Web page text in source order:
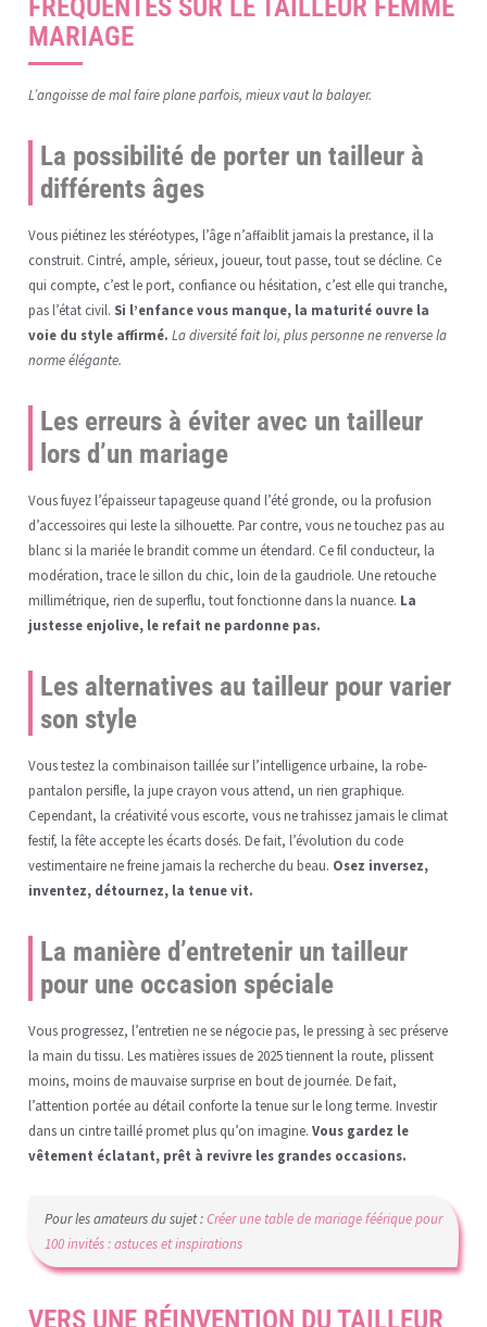
FRÉQUENTES SUR LE TAILLEUR FEMME
MARIAGE
L’angoisse de mal faire plane parfois, mieux vaut la balayer.
La possibilité de porter un tailleur à
différents âges
Vous piétinez les stéréotypes, l’âge n’affaiblit jamais la prestance, il la
construit. Cintré, ample, sérieux, joueur, tout passe, tout se décline. Ce
qui compte, c’est le port, confiance ou hésitation, c’est elle qui tranche,
pas l’état civil. Si l’enfance vous manque, la maturité ouvre la
voie du style affirmé. La diversité fait loi, plus personne ne renverse la
norme élégante.
Les erreurs à éviter avec un tailleur
lors d’un mariage
Vous fuyez l’épaisseur tapageuse quand l’été gronde, ou la profusion
d’accessoires qui leste la silhouette. Par contre, vous ne touchez pas au
blanc si la mariée le brandit comme un étendard. Ce fil conducteur, la
modération, trace le sillon du chic, loin de la gaudriole. Une retouche
millimétrique, rien de superflu, tout fonctionne dans la nuance. La
justesse enjolive, le refait ne pardonne pas.
Les alternatives au tailleur pour varier
son style
Vous testez la combinaison taillée sur l’intelligence urbaine, la robe-
pantalon persifle, la jupe crayon vous attend, un rien graphique.
Cependant, la créativité vous escorte, vous ne trahissez jamais le climat
festif, la fête accepte les écarts dosés. De fait, l’évolution du code
vestimentaire ne freine jamais la recherche du beau. Osez inversez,
inventez, détournez, la tenue vit.
La manière d’entretenir un tailleur
pour une occasion spéciale
Vous progressez, l’entretien ne se négocie pas, le pressing à sec préserve
la main du tissu. Les matières issues de 2025 tiennent la route, plissent
moins, moins de mauvaise surprise en bout de journée. De fait,
l’attention portée au détail conforte la tenue sur le long terme. Investir
dans un cintre taillé promet plus qu’on imagine. Vous gardez le
vêtement éclatant, prêt à revivre les grandes occasions.
Pour les amateurs du sujet :Créer une table de mariage féérique pour
100 invités : astuces et inspirations
VERS UNE RÉINVENTION DU TAILLEUR